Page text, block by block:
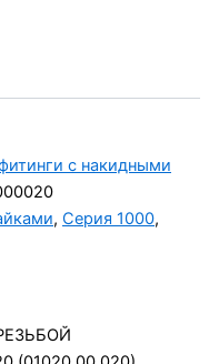
с накидными
, Серия 1000,